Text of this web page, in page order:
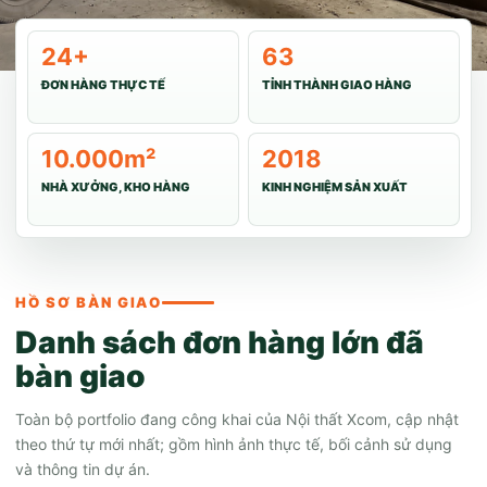
24+
ĐƠN HÀNG THỰC TẾ
63
TỈNH THÀNH GIAO HÀNG
10.000m²
NHÀ XƯỞNG, KHO HÀNG
2018
KINH NGHIỆM SẢN XUẤT
HỒ SƠ BÀN GIAO
Danh sách đơn hàng lớn đã
bàn giao
Toàn bộ portfolio đang công khai của Nội thất Xcom, cập nhật
theo thứ tự mới nhất; gồm hình ảnh thực tế, bối cảnh sử dụng
và thông tin dự án.